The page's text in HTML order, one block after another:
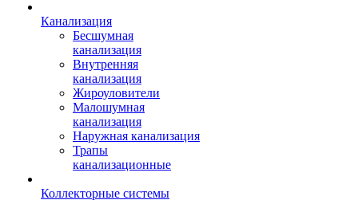
Канализация
Бесшумная
канализация
Внутренняя
канализация
Жироуловители
Малошумная
канализация
Наружная канализация
Трапы
канализационные
Коллекторные системы